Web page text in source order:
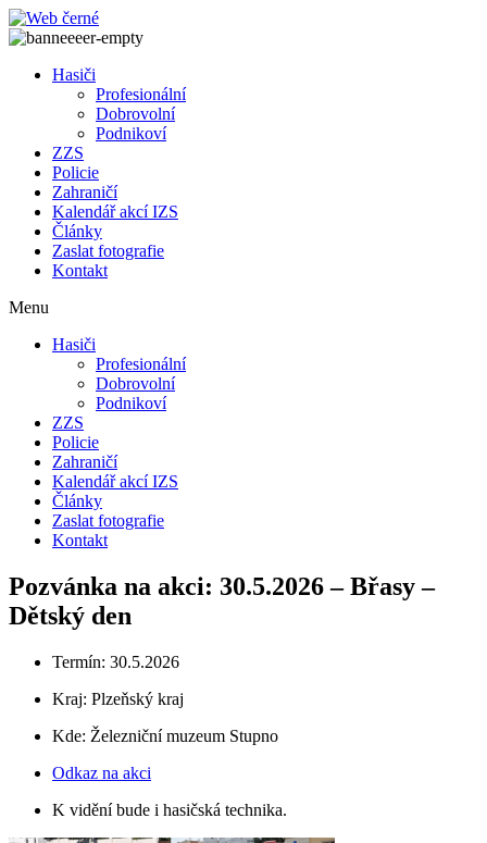
Přejít
k
Hasiči
Profesionální
Dobrovolní
Podnikoví
ZZS
Policie
Zahraničí
Kalendář akcí IZS
Články
Zaslat fotografie
Kontakt
Menu
Hasiči
Profesionální
Dobrovolní
Podnikoví
ZZS
Policie
Zahraničí
Kalendář akcí IZS
Články
Zaslat fotografie
Kontakt
Pozvánka na akci: 30.5.2026 – Břasy –
Dětský den
Termín: 30.5.2026
Kraj: Plzeňský kraj
Kde: Železniční muzeum Stupno
Odkaz na akci
K vidění bude i hasičská technika.